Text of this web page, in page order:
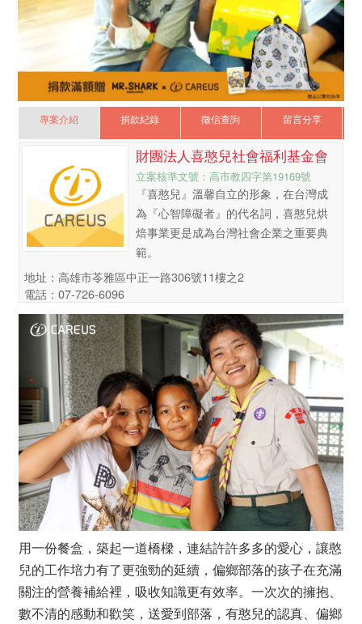
專案介紹 捐款紀錄 徵信查詢 留言分享
財團法人喜憨兒社會福利基金會
立案核準文號：高市教四字第19169號
『喜憨兒』溫馨自立的形象，在台灣成
為『心智障礙者』的代名詞，喜憨兒烘
焙事業更是成為台灣社會企業之重要典
範。
地址：高雄市苓雅區中正一路306號11樓之2
電話：07-726-6096
用一份餐盒，築起一道橋樑，連結許許多多的愛心，讓憨
兒的工作培力有了更強勁的延續，偏鄉部落的孩子在充滿
關注的營養補給裡，吸收知識更有效率。一次次的擁抱、
數不清的感動和歡笑，送愛到部落，有憨兒的認真、偏鄉